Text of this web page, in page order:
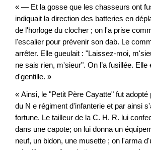
« — Et la gosse que les chasseurs ont
indiquait la direction des batteries en
de l'horloge du clocher ; on l'a prise
l'escalier pour prévenir son dab. Le
arrêter. Elle gueulait : "Laissez-moi,
ne sais rien, m'sieur". On l’a fusillée.
d'gentille. »
« Ainsi, le "Petit Père Cayatte" fut adopté
du N e régiment d'infanterie et par ainsi
fortune. Le tailleur de la C. H. R. lui
dans une capote; on lui donna un
neuf, un bidon, une musette ; on l'arma